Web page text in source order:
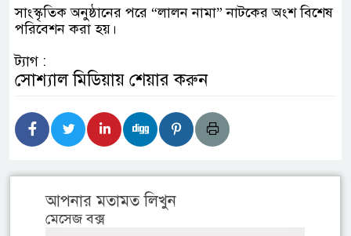
সাংস্কৃতিক অনুষ্ঠানের পরে “লালন নামা” নাটকের অংশ বিশেষ
পরিবেশন করা হয়।
ট্যাগ :
সোশ্যাল মিডিয়ায় শেয়ার করুন
আপনার মতামত লিখুন
মেসেজ বক্স